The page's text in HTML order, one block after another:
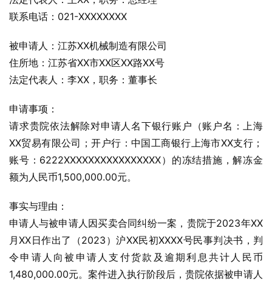
联系电话：021-XXXXXXXX
被申请人：江苏XX机械制造有限公司
住所地：江苏省XX市XX区XX路XX号
法定代表人：李XX，职务：董事长
申请事项：
请求贵院依法解除对申请人名下银行账户（账户名：上海
XX贸易有限公司；开户行：中国工商银行上海市XX支行；
账号：6222XXXXXXXXXXXXXXXX）的冻结措施，解冻金
额为人民币1,500,000.00元。
事实与理由：
申请人与被申请人因买卖合同纠纷一案，贵院于2023年XX
月XX日作出了（2023）沪XX民初XXXX号民事判决书，判
令申请人向被申请人支付货款及逾期利息共计人民币
1,480,000.00元。案件进入执行阶段后，贵院依据被申请人